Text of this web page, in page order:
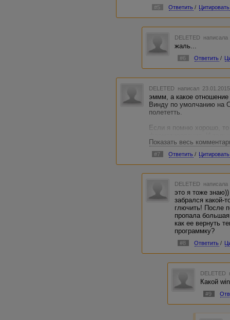
#5 Ответить / Цитировать
DELETED
жаль...
#6 Ответить /
DELETED написал
эммм, а какое
Винду по умолчанию на
полететть.
Если я помню хорошо, то
а так нужно что-то
софтулька).
Но я давно уже ничего
облаках. Военных
Показать весь
#7 Ответить / Цитировать
DELETED
это я тоже
забрался какой-
глючить! После
пропала
как ее вернуть
программку?
#8 Ответить /
DELETED
Какой
#9